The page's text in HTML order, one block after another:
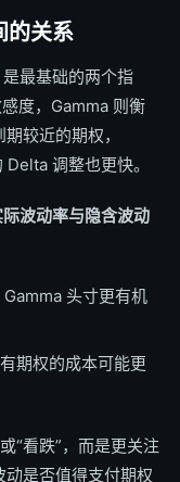
的关系
最基础的两个指
度，Gamma 则衡
较近的期权，
调整也更快。
际波动率与隐含波动
Gamma 头寸更有机
期权的成本可能更
“看跌”，而是更关注
是否值得支付期权